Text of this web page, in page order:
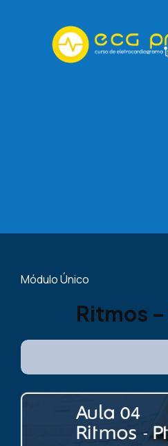
Módulo Único
Ritmos –